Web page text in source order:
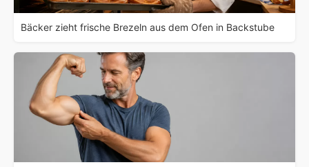
Bäcker zieht frische Brezeln aus dem Ofen in Backstube